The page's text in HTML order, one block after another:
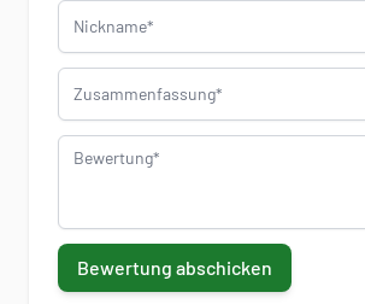
Nickname
Zusammenfassung
Bewertung
Bewertung abschicken